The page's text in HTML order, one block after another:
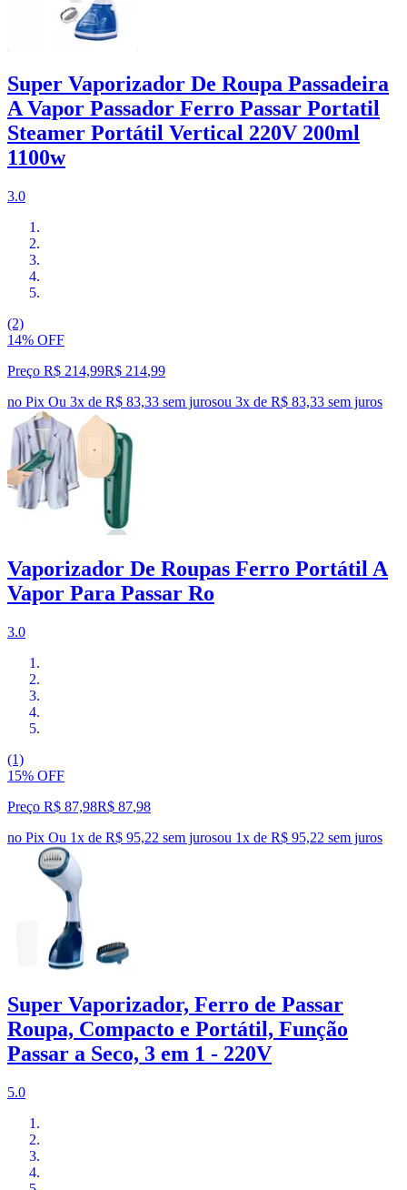
Super Vaporizador De Roupa Passadeira
A Vapor Passador Ferro Passar Portatil
Steamer Portátil Vertical 220V 200ml
1100w
3.0
(2)
14% OFF
Preço R$ 214,99R$ 214,99
no Pix Ou 3x de R$ 83,33 sem jurosou 3x de R$ 83,33 sem juros
Vaporizador De Roupas Ferro Portátil A
Vapor Para Passar Ro
3.0
(1)
15% OFF
Preço R$ 87,98R$ 87,98
no Pix Ou 1x de R$ 95,22 sem jurosou 1x de R$ 95,22 sem juros
Super Vaporizador, Ferro de Passar
Roupa, Compacto e Portátil, Função
Passar a Seco, 3 em 1 - 220V
5.0